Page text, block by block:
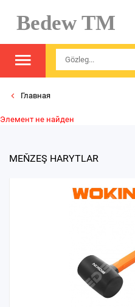
Bedew TM
Главная
Элемент не найден
MEŇZEŞ HARYTLAR